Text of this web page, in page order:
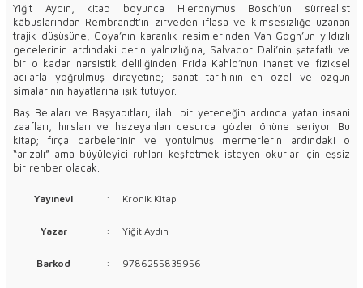
Yiğit Aydın, kitap boyunca Hieronymus Bosch’un sürrealist
kâbuslarından Rembrandt’ın zirveden iflasa ve kimsesizliğe uzanan
trajik düşüşüne, Goya’nın karanlık resimlerinden Van Gogh’un yıldızlı
gecelerinin ardındaki derin yalnızlığına, Salvador Dali’nin şatafatlı ve
bir o kadar narsistik deliliğinden Frida Kahlo’nun ihanet ve fiziksel
acılarla yoğrulmuş dirayetine; sanat tarihinin en özel ve özgün
simalarının hayatlarına ışık tutuyor.
Baş Belaları ve Başyapıtları, ilahi bir yeteneğin ardında yatan insani
zaafları, hırsları ve hezeyanları cesurca gözler önüne seriyor. Bu
kitap; fırça darbelerinin ve yontulmuş mermerlerin ardındaki o
“arızalı” ama büyüleyici ruhları keşfetmek isteyen okurlar için eşsiz
bir rehber olacak.
Yayınevi : Kronik Kitap
Yazar : Yiğit Aydın
Barkod : 9786255835956